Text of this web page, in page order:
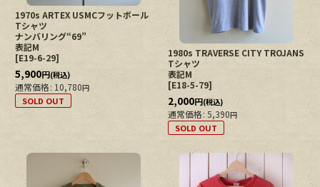
1970s ARTEX USMCフットボール
Tシャツ
ナンバリング“69”
表記M
[E19-6-29]
5,900円(税込)
通常価格: 10,780円
SOLD OUT
1980s TRAVERSE CITY TROJANS
Tシャツ
表記M
[E18-5-79]
2,000円(税込)
通常価格: 5,390円
SOLD OUT